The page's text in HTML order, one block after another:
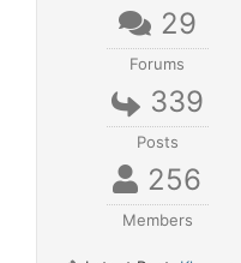
29
Forums
339
Posts
256
Members